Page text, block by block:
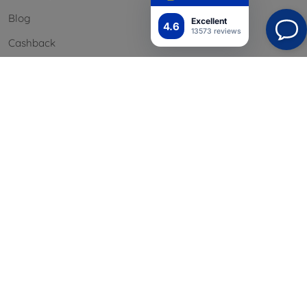
4.6 Excellent
13573 reviews
Blog
Cashback